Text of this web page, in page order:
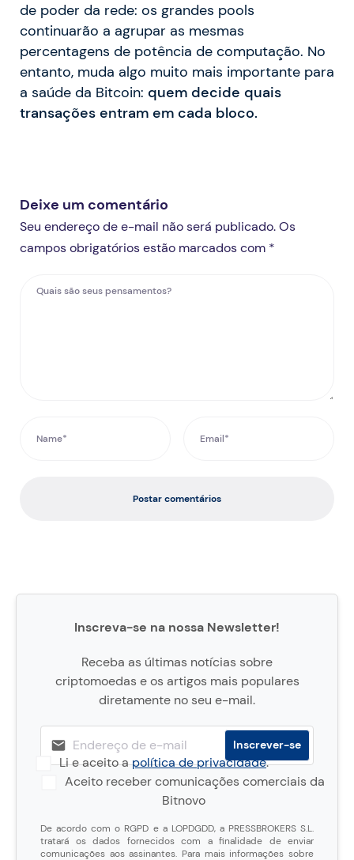
de poder da rede: os grandes pools
continuarão a agrupar as mesmas
percentagens de potência de computação. No
entanto, muda algo muito mais importante para
a saúde da Bitcoin: quem decide quais
transações entram em cada bloco.
Deixe um comentário
Seu endereço de e-mail não será publicado. Os
campos obrigatórios estão marcados com *
Postar comentários
Inscreva-se na nossa Newsletter!
Receba as últimas notícias sobre
criptomoedas e os artigos mais populares
diretamente no seu e-mail.
Li e aceito apolítica de privacidade.
Aceito receber comunicações comerciais da
Bitnovo
De acordo com o RGPD e a LOPDGDD, a PRESSBROKERS S.L.
tratará os dados fornecidos com a finalidade de enviar
comunicações aos assinantes. Para mais informações sobre